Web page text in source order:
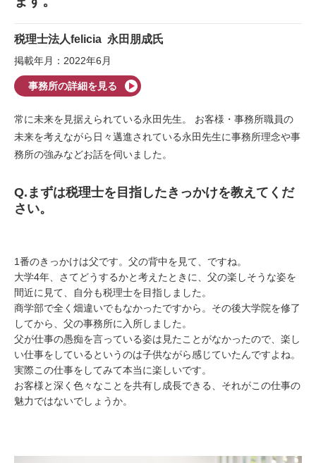
税理士法人felicia 永田朋成氏
掲載年月：2022年6月
事務所の詳細を見る
常に未来を見据えられている永田先生。 お客様・事務所職員の
未来を考えながら日々邁進されている永田先生に事務所理念や事
務所の強みなどお話を伺いました。
Q. まずは税理士を目指したきっかけを教えてくだ
さい。
1番のきっかけは父です。父の背中を見て、ですね。
大学4年、さてどうするかと考えたときに、父の楽しそうな姿を
間近に見て、自分も税理士を目指しました。
商学部で全く畑違いでもなかったですから。その後大学院を修了
してから、父の事務所に入所しました。
父が仕事の愚痴を言っている姿は見たことがなかったので、楽し
い仕事をしているというのは子供ながら感じていたんですよね。
実際この仕事をしてみて本当に楽しいです。
お客様と深く色々なことを共有し成長できる、それがこの仕事の
魅力ではないでしょうか。